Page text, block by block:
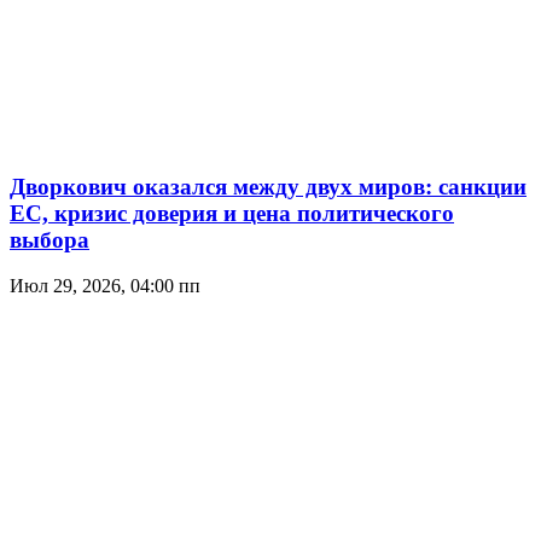
Дворкович оказался между двух миров: санкции
ЕС, кризис доверия и цена политического
выбора
Июл 29, 2026, 04:00 пп